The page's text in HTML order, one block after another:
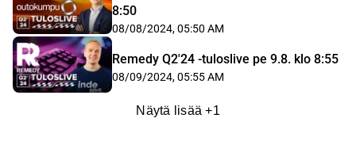
8:50
08/08/2024, 05:50 AM
Remedy Q2'24 -tuloslive pe 9.8. klo 8:55
08/09/2024, 05:55 AM
Näytä lisää +1